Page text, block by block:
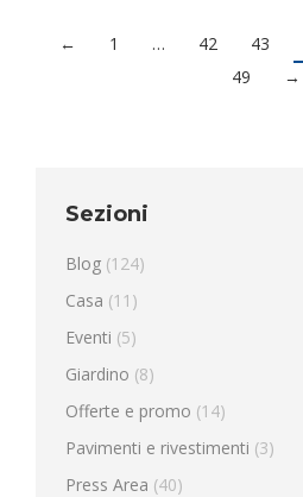
← 1 … 42 43
49
→
Sezioni
Blog (124)
Casa (11)
Eventi (5)
Giardino (8)
Offerte e promo (14)
Pavimenti e rivestimenti (3)
Press Area (40)